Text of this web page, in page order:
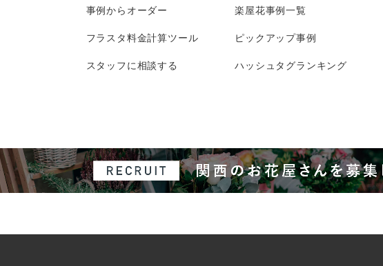
事例からオーダー
フラスタ料金計算ツール
スタッフに相談する
楽屋花事例一覧
ピックアップ事例
ハッシュタグランキング